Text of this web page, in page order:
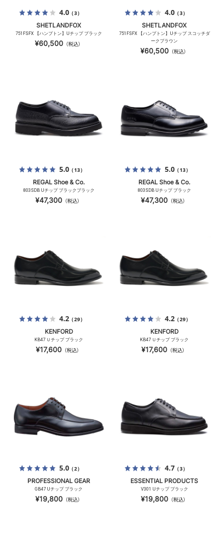
4.0（3）
SHETLANDFOX
751FSFX 【ハンプトン】Uチップ ブラック
¥60,500（税込）
4.0（3）
SHETLANDFOX
751FSFX 【ハンプトン】Uチップ スコッチダ
ークブラウン
¥60,500（税込）
5.0（13）
REGAL Shoe & Co.
803SDB Uチップ ブラックブラック
¥47,300 （税込）
5.0（13）
REGAL Shoe & Co.
803SDB Uチップ ブラック
¥47,300 （税込）
4.2（29）
KENFORD
KB47 Ｕチップ ブラック
¥17,600 （税込）
4.2（29）
KENFORD
KB47 Ｕチップ ブラック
¥17,600 （税込）
5.0（2）
PROFESSIONAL GEAR
GB47 Uチップ ブラック
¥19,800（税込）
4.7（3）
ESSENTIAL PRODUCTS
V301 Uチップ ブラック
¥19,800（税込）